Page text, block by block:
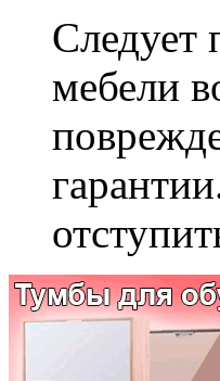
Следует
мебели